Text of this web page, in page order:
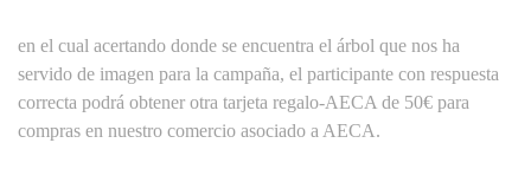
en el cual acertando donde se encuentra el árbol que nos ha
servido de imagen para la campaña, el participante con respuesta
correcta podrá obtener otra tarjeta regalo-AECA de 50€ para
compras en nuestro comercio asociado a AECA.